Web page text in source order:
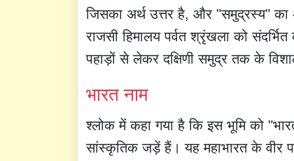
जिसका अर्थ उत्तर है, और "समुद्रस्य" का
राजसी हिमालय पर्वत श्रृंखला को संदर्भित
पहाड़ों से लेकर दक्षिणी समुद्र तक के
भारत नाम
श्लोक में कहा गया है कि इस भूमि को
सांस्कृतिक जड़ें हैं। यह महाभारत के वीर